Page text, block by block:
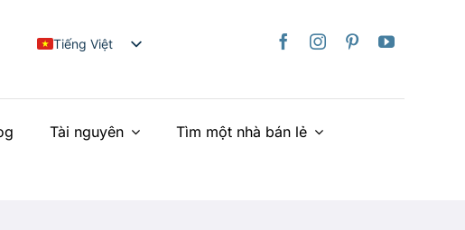
Tiếng Việt
日本語
Français
Tài nguyên
Tìm một nhà bán lẻ